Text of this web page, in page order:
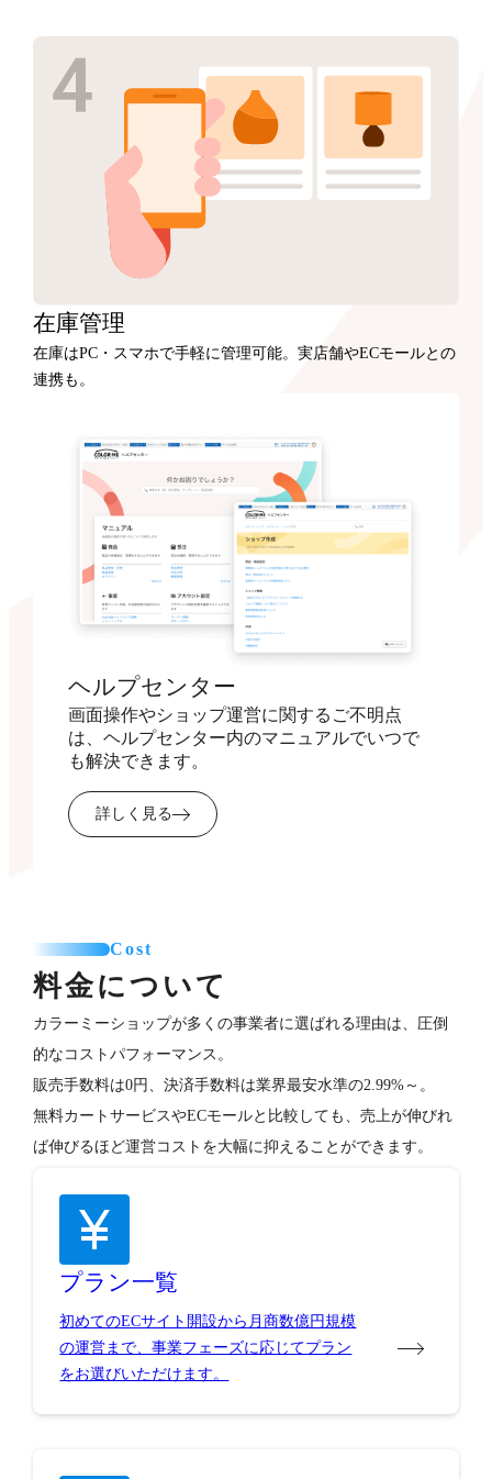
在庫管理
在庫はPC・スマホで手軽に管理可能。実店舗やECモールとの
連携も。
ヘルプセンター
画面操作やショップ運営に関するご不明点
は、ヘルプセンター内のマニュアルでいつで
も解決できます。
詳しく見る
Cost
料金について
カラーミーショップが多くの事業者に選ばれる理由は、圧倒
的なコストパフォーマンス。
販売手数料は0円、決済手数料は業界最安水準の2.99%～。
無料カートサービスやECモールと比較しても、売上が伸びれ
ば伸びるほど運営コストを大幅に抑えることができます。
プラン一覧
初めてのECサイト開設から月商数億円規模
の運営まで、事業フェーズに応じてプラン
をお選びいただけます。